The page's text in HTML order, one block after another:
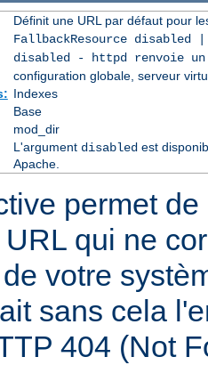
Définit une URL par défaut pour
FallbackResource disabled
disabled - httpd renvoie un
configuration globale, serveur
Indexes
Base
mod_dir
L'argument disabledest
Apache.
permet
qui ne
votre
sans cela
404 (Not